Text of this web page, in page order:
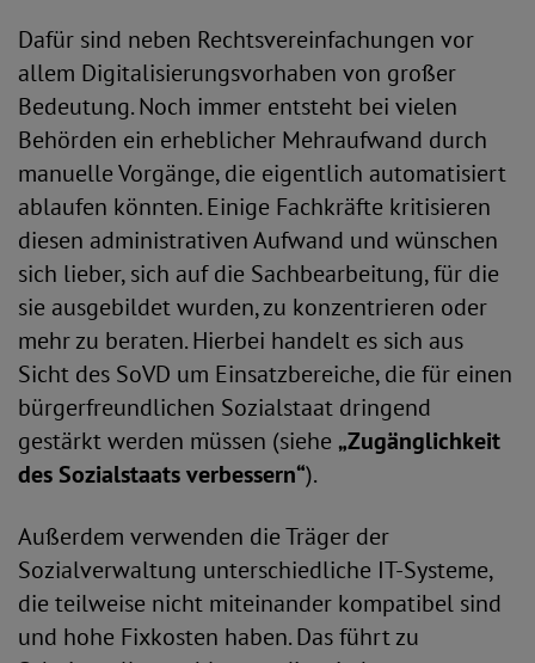
Dafür sind neben Rechtsvereinfachungen vor
allem Digitalisierungsvorhaben von großer
Bedeutung. Noch immer entsteht bei vielen
Behörden ein erheblicher Mehraufwand durch
manuelle Vorgänge, die eigentlich automatisiert
ablaufen könnten. Einige Fachkräfte kritisieren
diesen administrativen Aufwand und wünschen
sich lieber, sich auf die Sachbearbeitung, für die
sie ausgebildet wurden, zu konzentrieren oder
mehr zu beraten. Hierbei handelt es sich aus
Sicht des SoVD um Einsatzbereiche, die für einen
bürgerfreundlichen Sozialstaat dringend
gestärkt werden müssen (siehe „Zugänglichkeit
des Sozialstaats verbessern“).
Außerdem verwenden die Träger der
Sozialverwaltung unterschiedliche IT-Systeme,
die teilweise nicht miteinander kompatibel sind
und hohe Fixkosten haben. Das führt zu